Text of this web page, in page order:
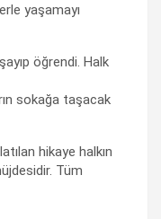
yaşamayı
öğrendi. Halk
sokağa taşacak
hikaye halkın
Tüm